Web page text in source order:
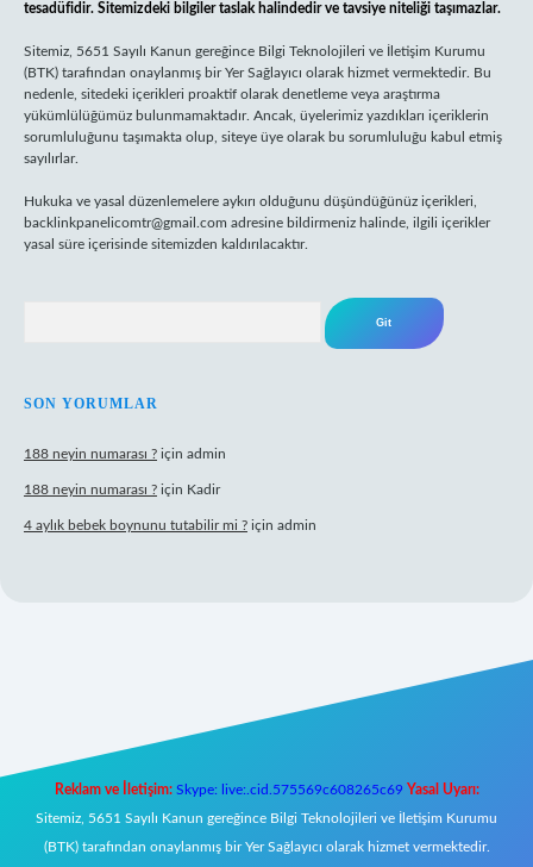
tesadüfidir. Sitemizdeki bilgiler taslak halindedir ve tavsiye niteliği taşımazlar.
Sitemiz, 5651 Sayılı Kanun gereğince Bilgi Teknolojileri ve İletişim Kurumu
(BTK) tarafından onaylanmış bir Yer Sağlayıcı olarak hizmet vermektedir. Bu
nedenle, sitedeki içerikleri proaktif olarak denetleme veya araştırma
yükümlülüğümüz bulunmamaktadır. Ancak, üyelerimiz yazdıkları içeriklerin
sorumluluğunu taşımakta olup, siteye üye olarak bu sorumluluğu kabul etmiş
sayılırlar.
Hukuka ve yasal düzenlemelere aykırı olduğunu düşündüğünüz içerikleri,
backlinkpanelicomtr@gmail.com adresine bildirmeniz halinde, ilgili içerikler
yasal süre içerisinde sitemizden kaldırılacaktır.
SON YORUMLAR
188 neyin numarası ? için admin
188 neyin numarası ? için Kadir
4 aylık bebek boynunu tutabilir mi ? için admin
Reklam ve İletişim: Skype: live:.cid.575569c608265c69 Yasal Uyarı:
Sitemiz, 5651 Sayılı Kanun gereğince Bilgi Teknolojileri ve İletişim Kurumu
(BTK) tarafından onaylanmış bir Yer Sağlayıcı olarak hizmet vermektedir.